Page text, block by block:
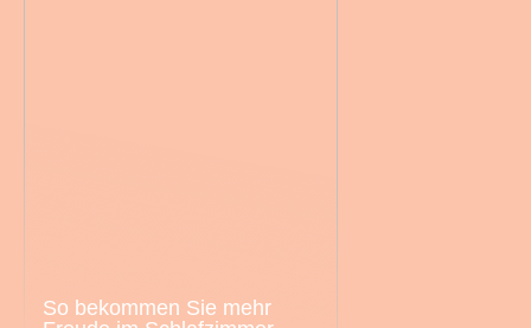
So bekommen Sie mehr